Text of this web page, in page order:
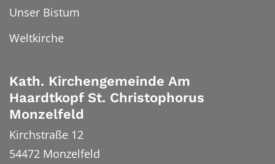
Unser Bistum
Weltkirche
Kath. Kirchengemeinde Am
Haardtkopf St. Christophorus
Monzelfeld
Kirchstraße 12
54472 Monzelfeld